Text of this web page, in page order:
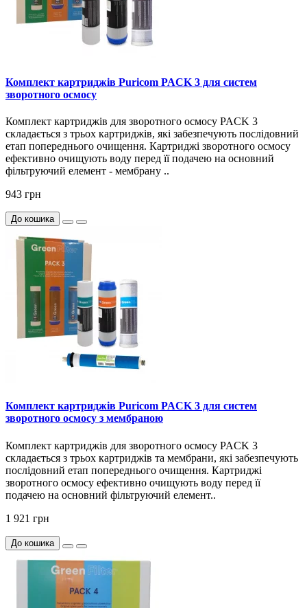
Комплект картриджів Puricom PACK 3 для систем
зворотного осмосу
Комплект картриджів для зворотного осмосу PACK 3
складається з трьох картриджів, які забезпечують послідовний
етап попереднього очищення. Картриджі зворотного осмосу
ефективно очищують воду перед її подачею на основний
фільтруючий елемент - мембрану ..
943 грн
До кошика
Комплект картриджів Puricom PACK 3 для систем
зворотного осмосу з мембраною
Комплект картриджів для зворотного осмосу PACK 3
складається з трьох картриджів та мембрани, які забезпечують
послідовний етап попереднього очищення. Картриджі
зворотного осмосу ефективно очищують воду перед її
подачею на основний фільтруючий елемент..
1 921 грн
До кошика